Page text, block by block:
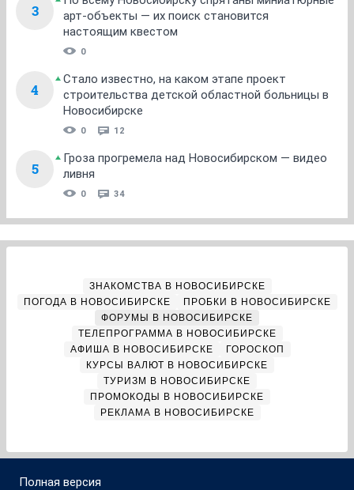
3
арт-объекты — их поиск становится
настоящим квестом
0
4
Стало известно, на каком этапе проект
строительства детской областной больницы в
Новосибирске
0 12
5
Гроза прогремела над Новосибирском — видео
ливня
0 34
ЗНАКОМСТВА В НОВОСИБИРСКЕ
ПОГОДА В НОВОСИБИРСКЕ
ПРОБКИ В НОВОСИБИРСКЕ
ФОРУМЫ В НОВОСИБИРСКЕ
ТЕЛЕПРОГРАММА В НОВОСИБИРСКЕ
АФИША В НОВОСИБИРСКЕ
ГОРОСКОП
КУРСЫ ВАЛЮТ В НОВОСИБИРСКЕ
ТУРИЗМ В НОВОСИБИРСКЕ
ПРОМОКОДЫ В НОВОСИБИРСКЕ
РЕКЛАМА В НОВОСИБИРСКЕ
Полная версия